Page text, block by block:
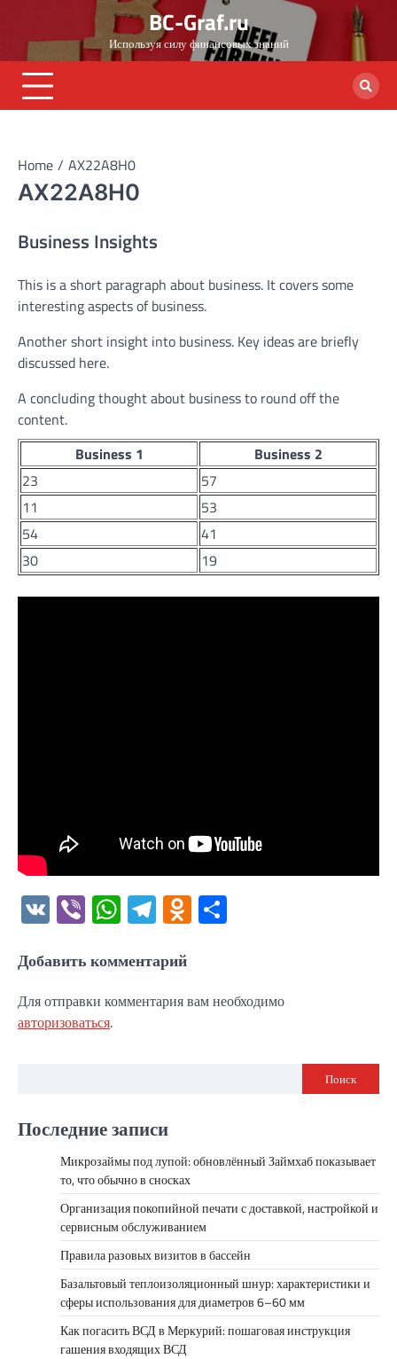
content
BC-Graf.ru
Используя силу финансовых знаний
Home AX22A8H0
AX22A8H0
Business Insights
This is a short paragraph about business. It covers some
interesting aspects of business.
Another short insight into business. Key ideas are briefly
discussed here.
A concluding thought about business to round off the
content.
Business 1
Business 2
23
57
11
53
54
41
30
19
VK ViberWhatsApp
Telegram
Odnoklassniki
Добавить комментарий
Для отправки комментария вам необходимо
авторизоваться.
Поиск
Последние записи
Микрозаймы под лупой: обновлённый Займхаб показывает
то, что обычно в сносках
Организация покопийной печати с доставкой, настройкой и
сервисным обслуживанием
Правила разовых визитов в бассейн
Базальтовый теплоизоляционный шнур: характеристики и
сферы использования для диаметров 6–60 мм
Как погасить ВСД в Меркурий: пошаговая инструкция
гашения входящих ВСД